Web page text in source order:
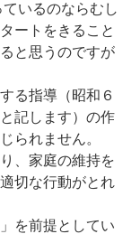
いるのならむし
ートをきること
と思うのですが
る指導（昭和６
記します）の作
られません。
、家庭の維持を
切な行動がとれ
を前提としてい